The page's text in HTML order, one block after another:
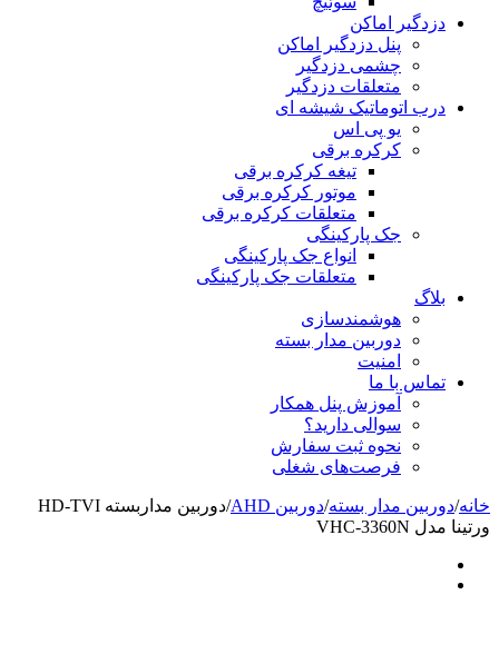
دزدگیر اماکن
پنل دزدگیر اماکن
چشمی دزدگیر
متعلقات دزدگیر
درب اتوماتیک شیشه ای
یو پی اس
کرکره برقی
تیغه کرکره برقی
موتور کرکره برقی
متعلقات کرکره برقی
جک پارکینگی
انواع جک پارکینگی
متعلقات جک پارکینگی
بلاگ
هوشمندسازی
دوربین مدار بسته
امنیت
تماس با ما
آموزش پنل همکار
سوالی دارید؟
نحوه ثبت سفارش
فرصت‌های شغلی
خانه/دوربین مدار بسته/دوربین AHD /
دوربین مداربسته HD-TVI
ورتینا مدل VHC-3360N